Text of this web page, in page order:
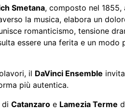
Smetana, composto nel 1855,
la musica, elabora un
romanticismo, tensione
essere una ferita e un modo
il DaVinci Ensemble
più autentica.
di Catanzaro e Lamezia Terme